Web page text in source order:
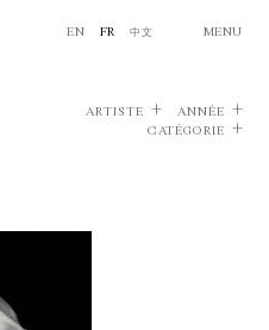
EN FR 中文 MENU
ARTISTE
ANNÉE
CATÉGORIE